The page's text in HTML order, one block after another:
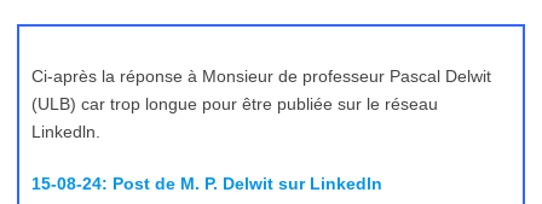
Ci-après la réponse à Monsieur de professeur Pascal Delwit
(ULB) car trop longue pour être publiée sur le réseau
Linkedln.
15-08-24: Post de M. P. Delwit sur Linkedln